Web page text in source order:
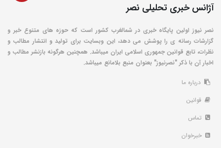
آژانس خبری تحلیلی نصر
نصر نیوز اولین پایگاه خبری در شمالغرب کشور است که حوزه های متنوع خبر و
گزارشات رسانه ی را پوشش می دهد، این وبسایت برای تولید و انتشار مطالب و
نظرات، تابع قوانین جمهوری اسلامی ایران میباشد. همچنین هرگونه بازنشر مطالب و
اخبار آن با ذکر "نصرنیوز" بعنوان منبع بلامانع میباشد.
درباره ما
قوانین
تماس
خبرخوان